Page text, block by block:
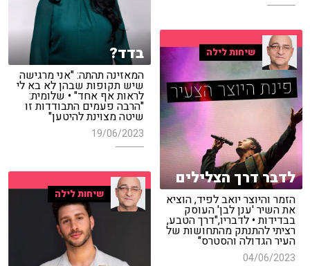
בדד?
המאזינה תהתה: "אני מרגישה
שיש תקופות שבהן לא בא לי
לראות אף אחד" • שלומית:
"הרבה פעמים התבודדות זו
שיטה מצוינת להיטען"
19/06/2023
שיחות לילה
לדבר דרך הצלילים
הזמר והיוצר יואב לפיד, הוציא
את השיר 'ענן לבן' העוסק
בבדידות • לדבריו,"דרך הטבע,
רציתי להתנתק מהתחושות של
העיר הגדולה והסטרס"
04/06/2023
שיחות לילה